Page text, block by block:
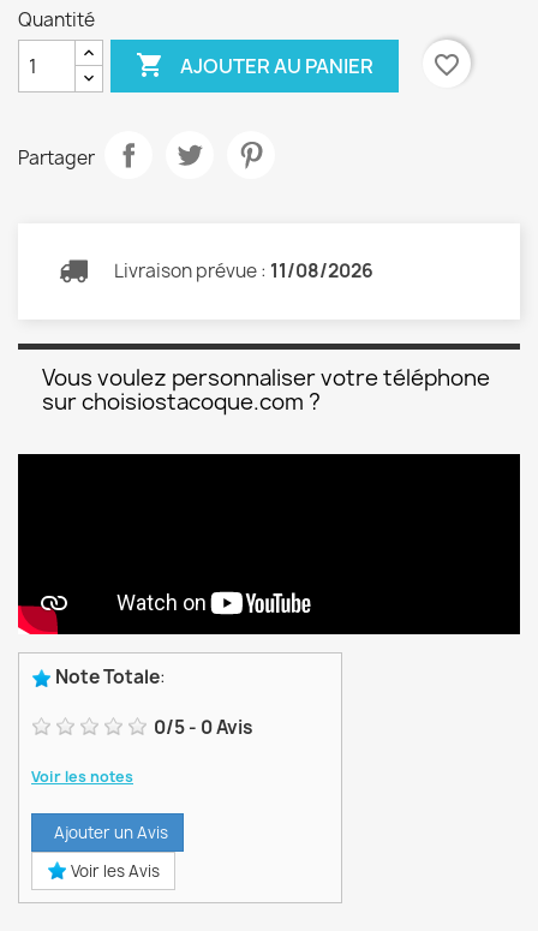
Quantité
 AJOUTER AU PANIER favorite_border
Partager
Livraison prévue : 11/08/2026
Vous voulez personnaliser votre téléphone
sur choisiostacoque.com ?
Note Totale:
0/5- 0Avis
Voir les notes
Ajouter un Avis
Voir les Avis